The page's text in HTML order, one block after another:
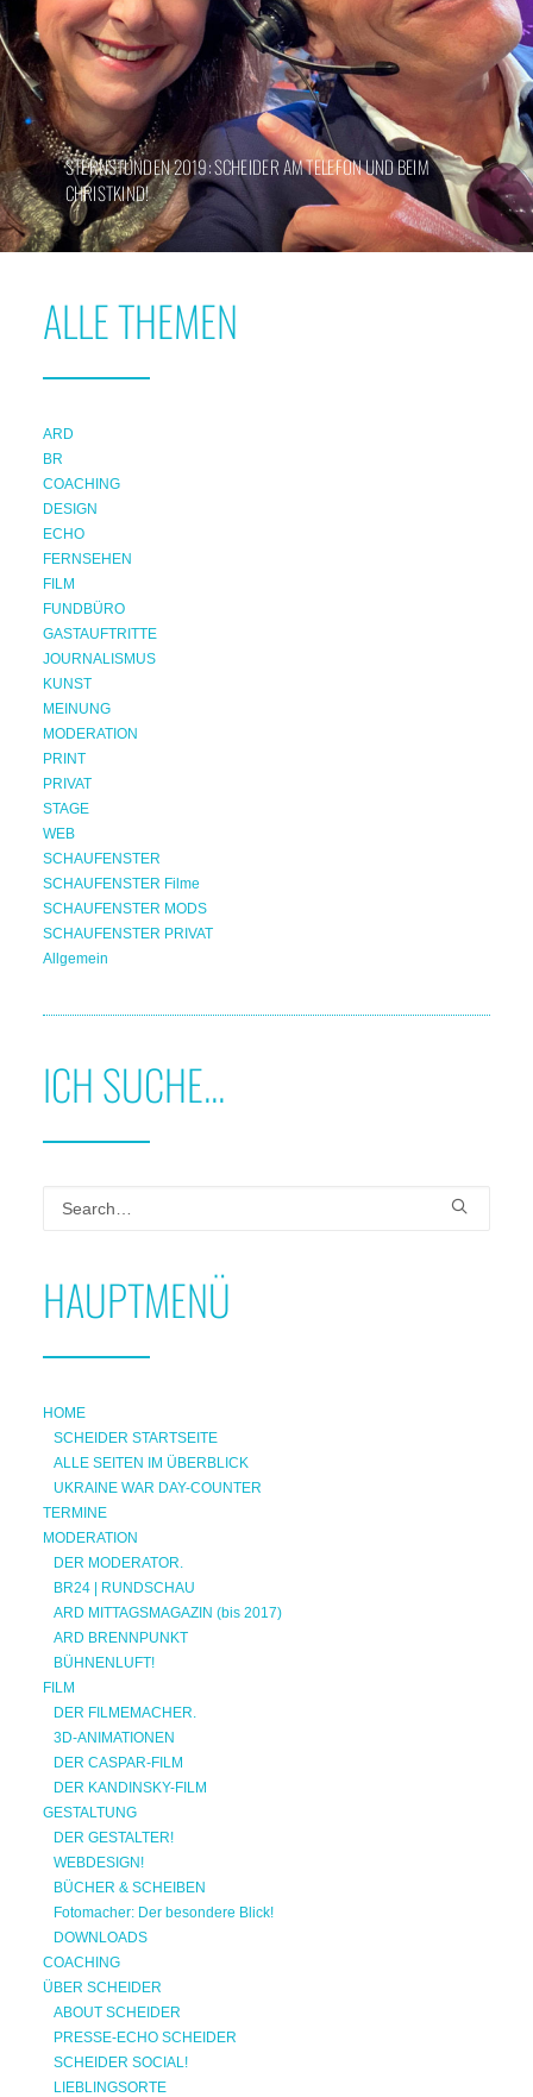
STERNSTUNDEN 2019: SCHEIDER AM TELEFON UND BEIM
CHRISTKIND!
ALLE THEMEN
ARD
BR
COACHING
DESIGN
ECHO
FERNSEHEN
FILM
FUNDBÜRO
GASTAUFTRITTE
JOURNALISMUS
KUNST
MEINUNG
MODERATION
PRINT
PRIVAT
STAGE
WEB
SCHAUFENSTER
SCHAUFENSTER Filme
SCHAUFENSTER MODS
SCHAUFENSTER PRIVAT
Allgemein
ICH SUCHE...
HAUPTMENÜ
HOME
SCHEIDER STARTSEITE
ALLE SEITEN IM ÜBERBLICK
UKRAINE WAR DAY-COUNTER
TERMINE
MODERATION
DER MODERATOR.
BR24 | RUNDSCHAU
ARD MITTAGSMAGAZIN (bis 2017)
ARD BRENNPUNKT
BÜHNENLUFT!
FILM
DER FILMEMACHER.
3D-ANIMATIONEN
DER CASPAR-FILM
DER KANDINSKY-FILM
GESTALTUNG
DER GESTALTER!
WEBDESIGN!
BÜCHER & SCHEIBEN
Fotomacher: Der besondere Blick!
DOWNLOADS
COACHING
ÜBER SCHEIDER
ABOUT SCHEIDER
PRESSE-ECHO SCHEIDER
SCHEIDER SOCIAL!
LIEBLINGSORTE